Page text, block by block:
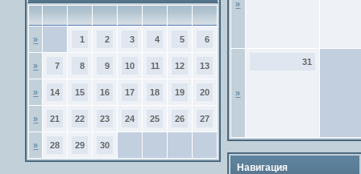
» 1 2 3 4 5 6
» 7 8 9 10 11 12 13
» 14 15 16 17 18 19 20
» 21 22 23 24 25 26 27
» 28 29 30
»
»
31
Навигация